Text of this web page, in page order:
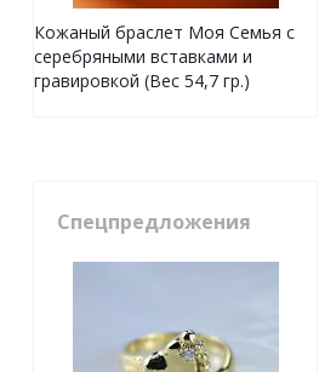
Кожаный браслет Моя Семья с
серебряными вставками и
гравировкой (Вес 54,7 гр.)
Спецпредложения